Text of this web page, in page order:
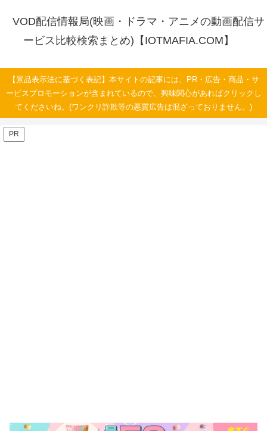
VOD配信情報局(映画・ドラマ・アニメの動画配信サ
ービス比較検索まとめ)【IOTMAFIA.COM】
【景品表示法に基づく表記】本サイトの記事には、PR・広告・商品・サ
ービスプロモーションが含まれているので、興味関心があればクリックし
てくださいね。(ワンクリ詐欺等の悪質広告は混ざっておりません。)
PR